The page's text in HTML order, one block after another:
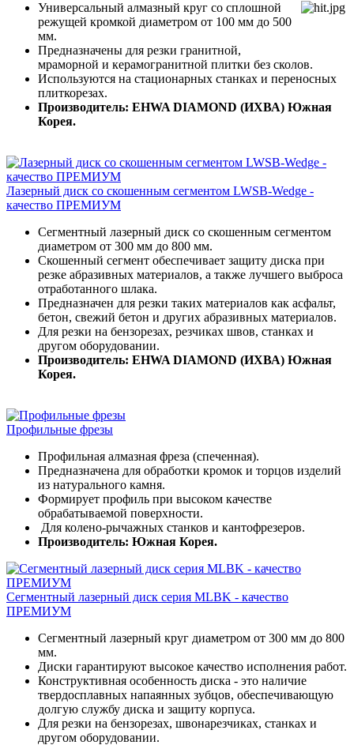
Универсальный алмазный круг со сплошной
режущей кромкой диаметром от 100 мм до 500
мм.
Предназначены для резки гранитной,
мраморной и керамогранитной плитки без сколов.
Используются на стационарных станках и переносных
плиткорезах.
Производитель: EHWA DIAMOND (ИХВА) Южная
Корея.
Лазерный диск со скошенным сегментом LWSB-Wedge -
качество ПРЕМИУМ
Сегментный лазерный диск со скошенным сегментом
диаметром от 300 мм до 800 мм.
Скошенный сегмент обеспечивает защиту диска при
резке абразивных материалов, а также лучшего выброса
отработанного шлака.
Предназначен для резки таких материалов как асфальт,
бетон, свежий бетон и других абразивных материалов.
Для резки на бензорезах, резчиках швов, станках и
другом оборудовании.
Производитель: EHWA DIAMOND (ИХВА) Южная
Корея.
Профильные фрезы
Профильная алмазная фреза (спеченная).
Предназначена для обработки кромок и торцов изделий
из натурального камня.
Формирует профиль при высоком качестве
обрабатываемой поверхности.
Для колено-рычажных станков и кантофрезеров.
Производитель: Южная Корея.
Сегментный лазерный диск серия MLBK - качество
ПРЕМИУМ
Сегментный лазерный круг диаметром от 300 мм до 800
мм.
Диски гарантируют высокое качество исполнения работ.
Конструктивная особенность диска - это наличие
твердосплавных напаянных зубцов, обеспечивающую
долгую службу диска и защиту корпуса.
Для резки на бензорезах, швонарезчиках, станках и
другом оборудовании.